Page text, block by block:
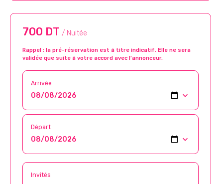
700 DT / Nuitée
Rappel : la pré-réservation est à titre indicatif. Elle ne sera
validée que suite à votre accord avec l’annonceur.
Arrivée
Départ
Invités